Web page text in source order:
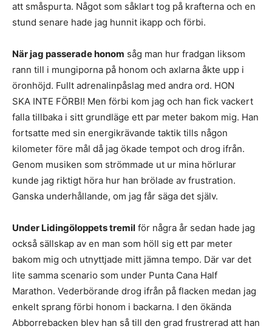
att småspurta. Något som såklart tog på krafterna och en
stund senare hade jag hunnit ikapp och förbi.
När jag passerade honom såg man hur fradgan liksom
rann till i mungiporna på honom och axlarna åkte upp i
öronhöjd. Fullt adrenalinpåslag med andra ord. HON
SKA INTE FÖRBI! Men förbi kom jag och han fick vackert
falla tillbaka i sitt grundläge ett par meter bakom mig. Han
fortsatte med sin energikrävande taktik tills någon
kilometer före mål då jag ökade tempot och drog ifrån.
Genom musiken som strömmade ut ur mina hörlurar
kunde jag riktigt höra hur han brölade av frustration.
Ganska underhållande, om jag får säga det själv.
Under Lidingöloppets tremil för några år sedan hade jag
också sällskap av en man som höll sig ett par meter
bakom mig och utnyttjade mitt jämna tempo. Där var det
lite samma scenario som under Punta Cana Half
Marathon. Vederbörande drog ifrån på flacken medan jag
enkelt sprang förbi honom i backarna. I den ökända
Abborrebacken blev han så till den grad frustrerad att han